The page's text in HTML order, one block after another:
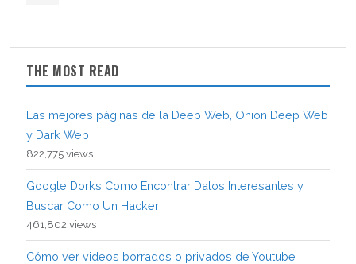
THE MOST READ
Las mejores páginas de la Deep Web, Onion Deep Web
y Dark Web
822,775 views
Google Dorks Como Encontrar Datos Interesantes y
Buscar Como Un Hacker
461,802 views
Cómo ver videos borrados o privados de Youtube